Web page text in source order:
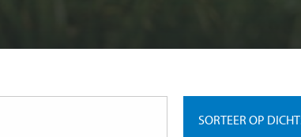
SORTEER OP